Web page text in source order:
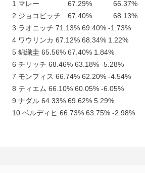
1 マレー 67.29% 66.37% -
2 ジョコビッチ 67.40%
3 ラオニッチ 71.13% 69.40% -1.73%
4 ワウリンカ 67.12% 68.34% 1.22%
5 錦織圭 65.56% 67.40% 1.84%
6 チリッチ 68.46% 63.18% -5.28%
7 モンフィス 66.74% 62.20% -4.54%
8 ティエム 66.10% 60.05% -6.05%
9 ナダル 64.33% 69.62% 5.29%
10 ベルディヒ 66.73% 63.75% -2.98%